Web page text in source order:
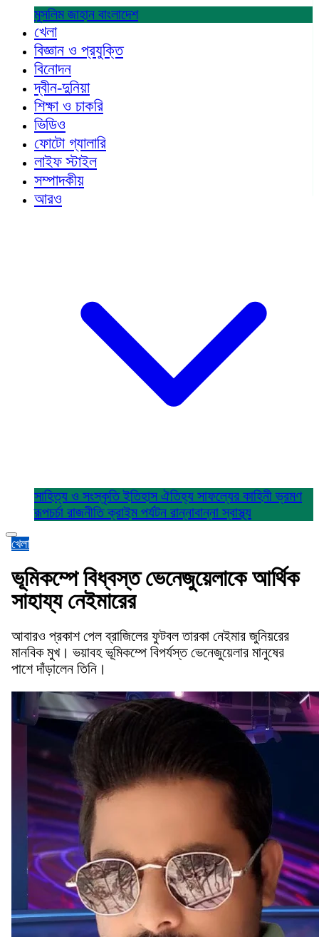
মুসলিম জাহান বাংলাদেশ
খেলা
বিজ্ঞান ও প্রযুক্তি
বিনোদন
দ্বীন-দুনিয়া
শিক্ষা ও চাকরি
ভিডিও
ফোটো গ্যালারি
লাইফ স্টাইল
সম্পাদকীয়
আরও
সাহিত্য ও সংস্কৃতিইতিহাস ঐতিহ্য সাফল্যের কাহিনীভ্রমণ
রূপচর্চা রাজনীতিক্রাইম পর্যটন রান্নাবান্নাস্বাস্থ্য
খেলা
ভূমিকম্পে বিধ্বস্ত ভেনেজুয়েলাকে আর্থিক
সাহায্য নেইমারের
আবারও প্রকাশ পেল ব্রাজিলের ফুটবল তারকা নেইমার জুনিয়রের
মানবিক মুখ। ভয়াবহ ভূমিকম্পে বিপর্যস্ত ভেনেজুয়েলার মানুষের
পাশে দাঁড়ালেন তিনি।